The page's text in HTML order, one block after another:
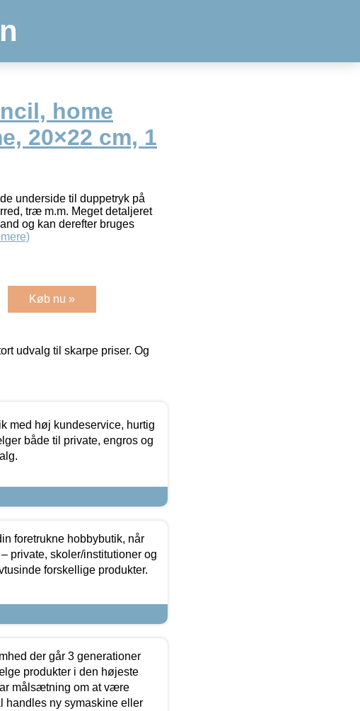
home
20×22 cm, 1
underside til duppetryk på
træ m.m. Meget detaljeret
og kan derefter bruges
Køb nu »
udvalg til skarpe priser. Og
med høj kundeservice, hurtig
både til private, engros og
foretrukne hobbybutik, når
private, skoler/institutioner og
forskellige produkter.
der går 3 generationer
produkter i den højeste
målsætning om at være
handles ny symaskine eller